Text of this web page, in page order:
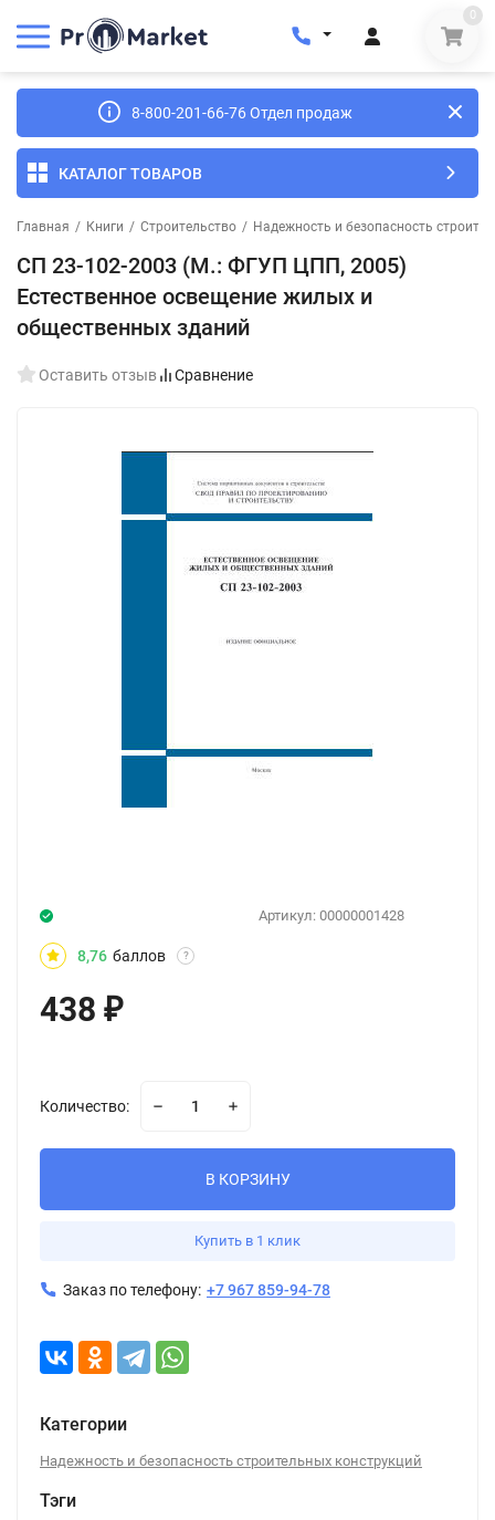
0
8-800-201-66-76 Отдел продаж
КАТАЛОГ ТОВАРОВ
Главная / Книги / Строительство / Надежность и безопасность
СП 23-102-2003 (М.: ФГУП ЦПП, 2005)
Естественное освещение жилых и
общественных зданий
Оставить отзыв Сравнение
Артикул: 00000001428
8,76 баллов ?
438 ₽
Количество:
В КОРЗИНУ
Купить в 1 клик
Заказ по телефону: +7 967 859-94-78
Категории
Надежность и безопасность строительных конструкций
Тэги